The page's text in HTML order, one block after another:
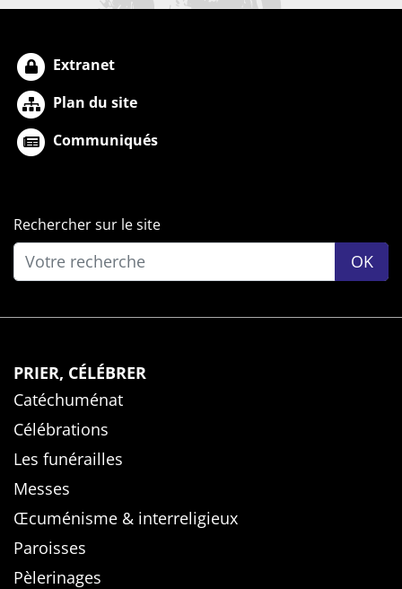
Extranet
Plan du site
Communiqués
Rechercher sur le site
OK
PRIER, CÉLÉBRER
Catéchuménat
Célébrations
Les funérailles
Messes
Œcuménisme & interreligieux
Paroisses
Pèlerinages